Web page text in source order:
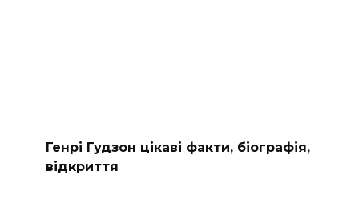
Генрі Гудзон цікаві факти, біографія,
відкриття